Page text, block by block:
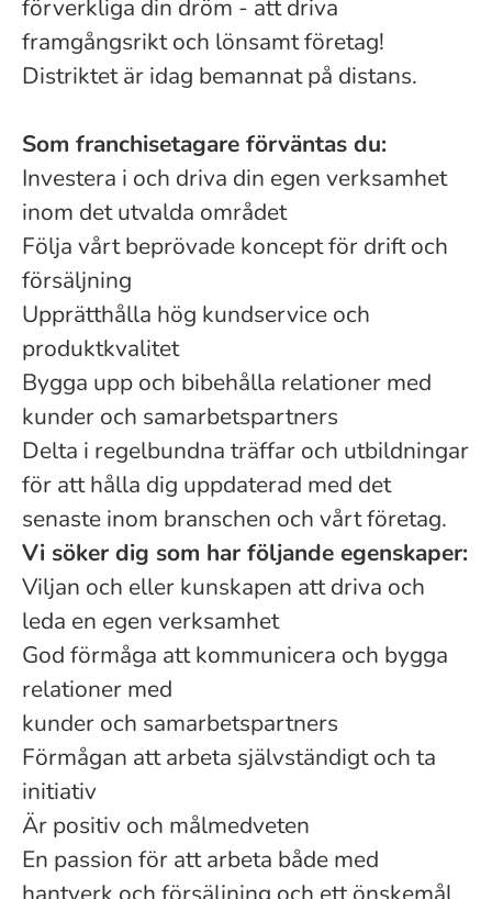
förverkliga din dröm - att driva
framgångsrikt och lönsamt företag!
Distriktet är idag bemannat på distans.
Som franchisetagare förväntas du:
Investera i och driva din egen verksamhet
inom det utvalda området
Följa vårt beprövade koncept för drift och
försäljning
Upprätthålla hög kundservice och
produktkvalitet
Bygga upp och bibehålla relationer med
kunder och samarbetspartners
Delta i regelbundna träffar och utbildningar
för att hålla dig uppdaterad med det
senaste inom branschen och vårt företag.
Vi söker dig som har följande egenskaper:
Viljan och eller kunskapen att driva och
leda en egen verksamhet
God förmåga att kommunicera och bygga
relationer med
kunder och samarbetspartners
Förmågan att arbeta självständigt och ta
initiativ
Är positiv och målmedveten
En passion för att arbeta både med